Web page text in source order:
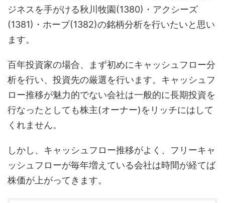
ジネスを手がける秋川牧園(1380)・アクシーズ
(1381)・ホーブ(1382)の銘柄分析を行いたいと思い
ます。
百年投資家の場合、まず初めにキャッシュフロー分
析を行い、投資先の厳選を行います。キャッシュフ
ロー推移が魅力的でない会社は一般的に長期投資を
行なったとしても株主(オーナー)をリッチにはして
くれません。
しかし、キャッシュフロー推移がよく、フリーキャ
ッシュフローが毎年増えている会社は時間が経てば
株価が上がってきます。